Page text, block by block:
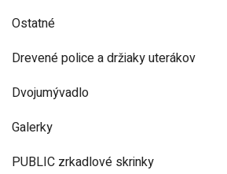
Ostatné
Drevené police a držiaky uterákov
Dvojumývadlo
Galerky
PUBLIC zrkadlové skrinky